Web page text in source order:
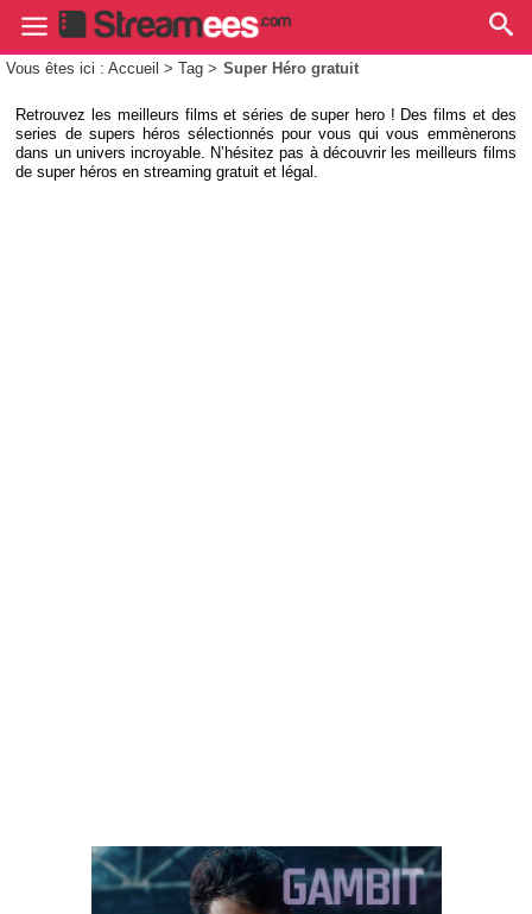
Vous êtes ici : Accueil > Tag > Super Héro gratuit
Retrouvez les meilleurs films et séries de super hero ! Des films et des
series de supers héros sélectionnés pour vous qui vous emmènerons
dans un univers incroyable. N’hésitez pas à découvrir les meilleurs films
de super héros en streaming gratuit et légal.